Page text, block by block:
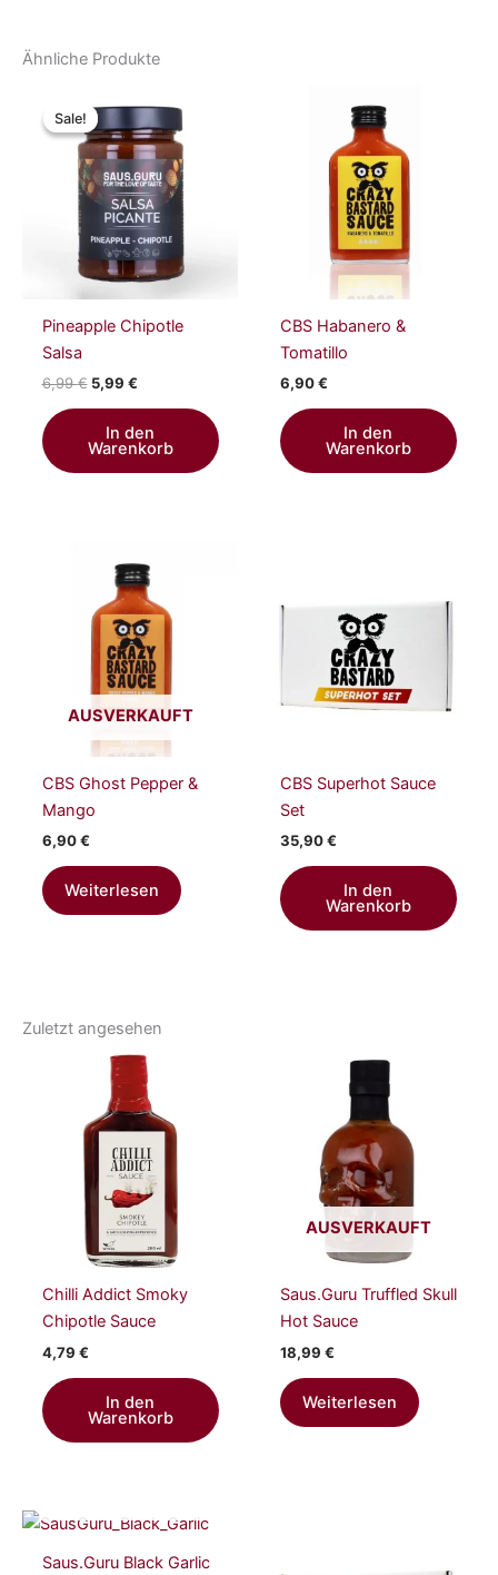
Ähnliche Produkte
Sale!
Sale!
Pineapple Chipotle
Salsa
6,99€
Preis
war:
6,99 €
5,99 €
Preis
ist:
5,99 €.
In den
Warenkorb
CBS Habanero &
Tomatillo
6,90€
In den
Warenkorb
AUSVERKAUFT
CBS Ghost Pepper &
Mango
6,90€
Weiterlesen
CBS Superhot Sauce
Set
35,90€
In den
Warenkorb
Zuletzt angesehen
Chilli Addict Smoky
Chipotle Sauce
4,79 €
In den
Warenkorb
AUSVERKAUFT
Saus.Guru Truffled Skull
Hot Sauce
18,99 €
Weiterlesen
Saus.Guru Black Garlic